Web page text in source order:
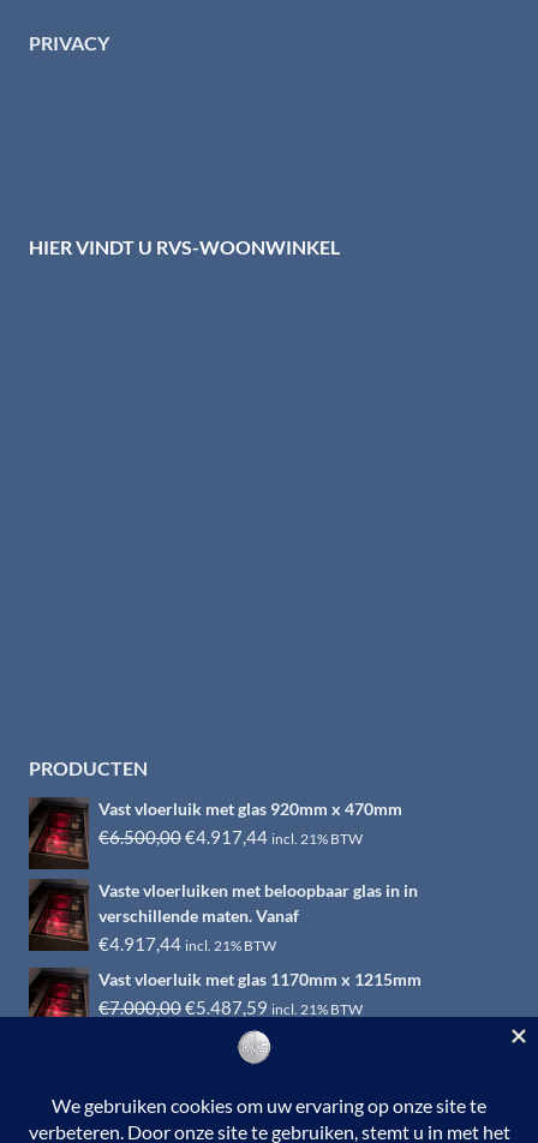
PRIVACY
HIER VINDT U RVS-WOONWINKEL
PRODUCTEN
Vast vloerluik met glas 920mm x 470mm
€6.500,00Oorspronkelijke
was:
€6.500,00.
€4.917,44Huidige
is:
€4.917,44.
incl. 21% BTW
Vaste vloerluiken met beloopbaar glas in in
verschillende maten. Vanaf
€4.917,44 incl. 21% BTW
Vast vloerluik met glas 1170mm x 1215mm
€7.000,00Oorspronkelijke
€5.487,59 Huidige
prijs
is:
incl. 21% BTW